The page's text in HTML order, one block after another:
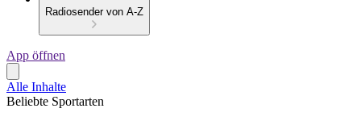
Radiosender von A-Z
App öffnen
Alle Inhalte
Beliebte Sportarten